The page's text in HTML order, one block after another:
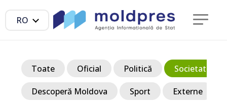
RO
Toate Oficial Politică Societate
Descoperă Moldova Sport Externe